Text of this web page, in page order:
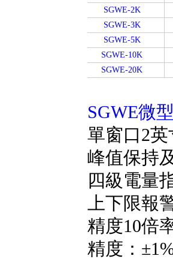
SGWE-2K
SGWE-3K
SGWE-5K
SGWE-10K
SGWE-20K
SGWE微
單窗口2英
峰值保持
四級電量
上下限報
精度10倍
精度：